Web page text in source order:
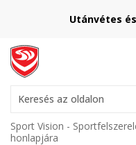
Utánvétes
Keresés az oldalon
Sport Vision -
honlapjára